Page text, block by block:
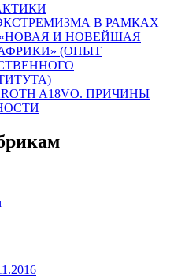
В РАМКАХ
И НОВЕЙШАЯ
(ОПЫТ
A18VO. ПРИЧИНЫ